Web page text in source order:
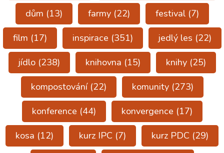
dům (13) farmy(22) festival(7)
film (17) inspirace (351) jedlý les (22)
jídlo(238) knihovna (15) knihy(25)
kompostování(22) komunity(273)
konference (44) konvergence (17)
kosa (12) kurz IPC (7) kurz PDC (29)